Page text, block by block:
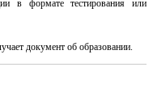
в формате тестирования или
документ об образовании.